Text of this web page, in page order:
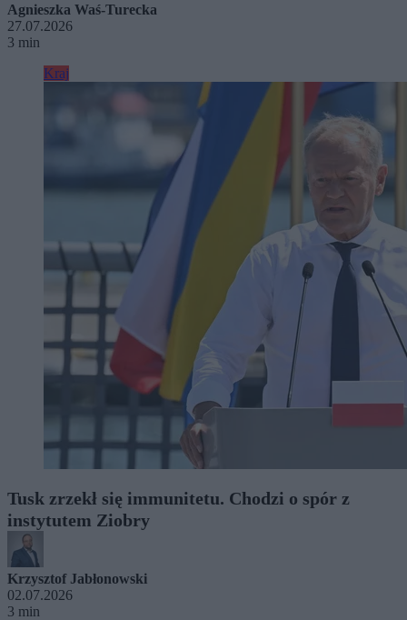
Agnieszka Waś-Turecka
27.07.2026
3 min
Kraj
Tusk zrzekł się immunitetu. Chodzi o spór z
instytutem Ziobry
Krzysztof Jabłonowski
02.07.2026
3 min